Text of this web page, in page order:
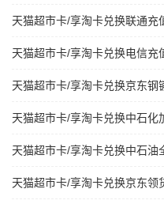
天猫超市卡/享淘卡兑换联通充
天猫超市卡/享淘卡兑换电信充
天猫超市卡/享淘卡兑换京东钢
天猫超市卡/享淘卡兑换中石化
天猫超市卡/享淘卡兑换中石油
天猫超市卡/享淘卡兑换京东领